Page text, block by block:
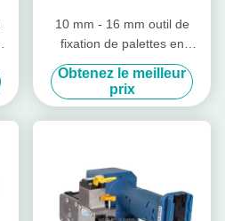
10 mm - 16 mm outil de
fixation de palettes en
plastique à batterie manuelle
sans joint
Obtenez le meilleur
prix